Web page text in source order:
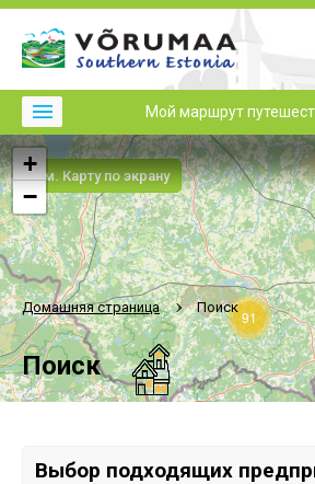
Мой маршрут
91
+
−
Домашняя страница Поиск
Поиск
См. Карту по экрану
Выбор подходящих